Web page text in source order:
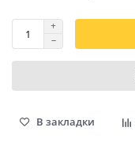
В закладки